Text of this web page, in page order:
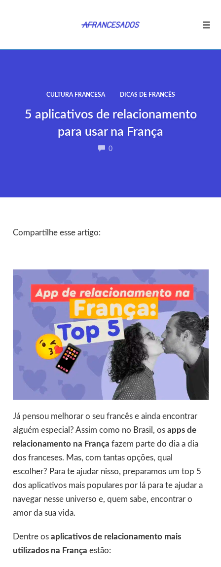
CULTURA FRANCESA DICAS DE FRANCÊS
5 aplicativos de relacionamento
para usar na França
0COMMENTS
Compartilhe esse artigo:
Já pensou melhorar o seu francês e ainda encontrar
alguém especial? Assim como no Brasil, os apps de
relacionamento na França fazem parte do dia a dia
dos franceses. Mas, com tantas opções, qual
escolher? Para te ajudar nisso, preparamos um top 5
dos aplicativos mais populares por lá para te ajudar a
navegar nesse universo e, quem sabe, encontrar o
amor da sua vida.
Dentre os aplicativos de relacionamento mais
utilizados na França estão: